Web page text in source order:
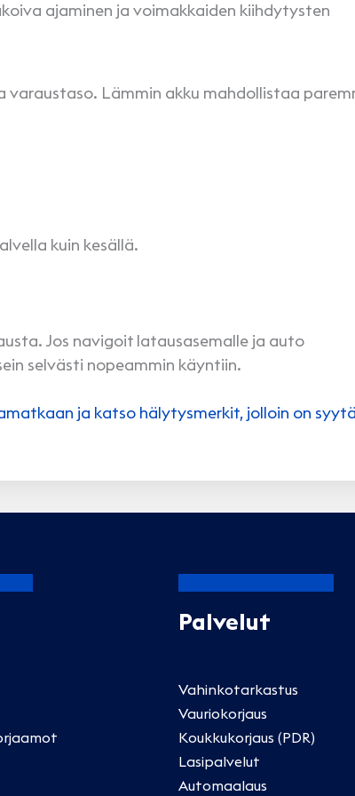
ajaminen ja voimakkaiden kiihdytysten
Lämmin akku mahdollistaa
kuin kesällä.
Jos navigoit latausasemalle ja auto
selvästi nopeammin käyntiin.
ja katso hälytysmerkit, jolloin on
Palvelut
Vahinkotarkastus
Vauriokorjaus
Koukkukorjaus (PDR)
Lasipalvelut
Automaalaus